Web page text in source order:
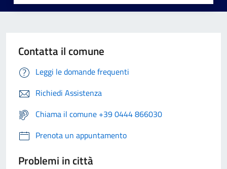
Contatta il comune
Leggi le domande frequenti
Richiedi Assistenza
Chiama il comune +39 0444 866030
Prenota un appuntamento
Problemi in città